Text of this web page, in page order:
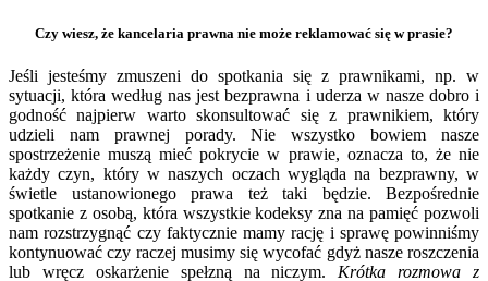
Czy wiesz, że kancelaria prawna nie może reklamować się w prasie?
Jeśli jesteśmy zmuszeni do spotkania się z prawnikami, np. w
sytuacji, która według nas jest bezprawna i uderza w nasze dobro i
godność najpierw warto skonsultować się z prawnikiem, który
udzieli nam prawnej porady. Nie wszystko bowiem nasze
spostrzeżenie muszą mieć pokrycie w prawie, oznacza to, że nie
każdy czyn, który w naszych oczach wygląda na bezprawny, w
świetle ustanowionego prawa też taki będzie. Bezpośrednie
spotkanie z osobą, która wszystkie kodeksy zna na pamięć pozwoli
nam rozstrzygnąć czy faktycznie mamy rację i sprawę powinniśmy
kontynuować czy raczej musimy się wycofać gdyż nasze roszczenia
lub wręcz oskarżenie spełzną na niczym. Krótka rozmowa z